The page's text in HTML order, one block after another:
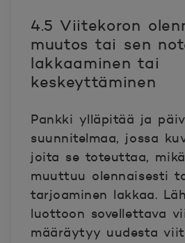
4.5 Viitekoron
muutos tai sen
lakkaaminen tai
keskeyttäminen
Pankki ylläpitää ja
suunnitelmaa, jossa
joita se toteuttaa,
muuttuu olennaisesti
tarjoaminen lakkaa.
luottoon sovellettava
määräytyy uudesta